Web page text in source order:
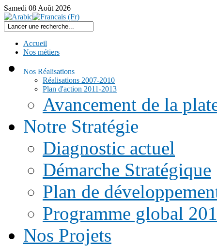
Samedi 08 Août 2026
Accueil
Nos métiers
Nos Réalisations
Réalisations 2007-2010
Plan d'action 2011-2013
Avancement de la
Notre Stratégie
Diagnostic actuel
Démarche Stratégique
Plan de
Programme global
Nos Projets